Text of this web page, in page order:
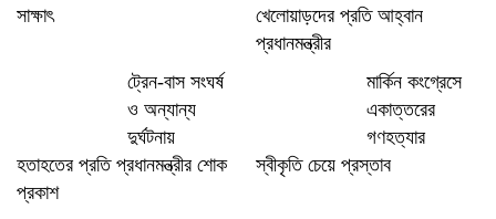
সাক্ষাৎ
খেলোয়াড়দের প্রতি আহ্বান
প্রধানমন্ত্রীর
ট্রেন-বাস সংঘর্ষ
ও অন্যান্য
দুর্ঘটনায়
হতাহতের প্রতি প্রধানমন্ত্রীর শোক
প্রকাশ
মার্কিন কংগ্রেসে
একাত্তরের
গণহত্যার
স্বীকৃতি চেয়ে প্রস্তাব